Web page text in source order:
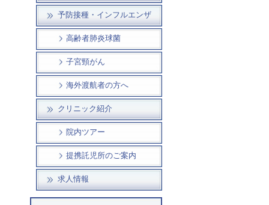
予防接種・インフルエンザ
高齢者肺炎球菌
子宮頸がん
海外渡航者の方へ
クリニック紹介
院内ツアー
提携託児所のご案内
求人情報